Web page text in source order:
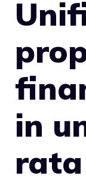
in
rata